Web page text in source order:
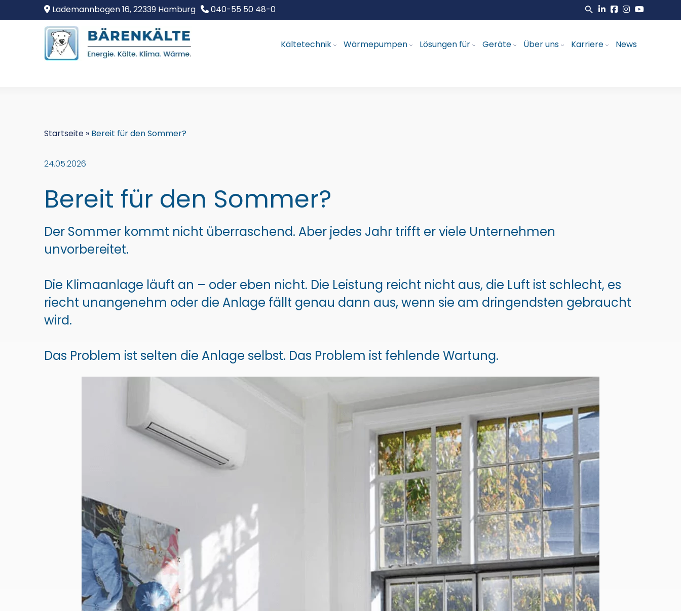
Lademannbogen 16, 22339 Hamburg 040-55 50 48-0
Kältetechnik Wärmepumpen Lösungen für Geräte Über uns Karriere News
Startseite » Bereit für den Sommer?
24.05.2026
Bereit für den Sommer?
Der Sommer kommt nicht überraschend. Aber jedes Jahr trifft er viele Unternehmen
unvorbereitet.
Die Klimaanlage läuft an – oder eben nicht. Die Leistung reicht nicht aus, die Luft ist schlecht, es
riecht unangenehm oder die Anlage fällt genau dann aus, wenn sie am dringendsten gebraucht
wird.
Das Problem ist selten die Anlage selbst. Das Problem ist fehlende Wartung.